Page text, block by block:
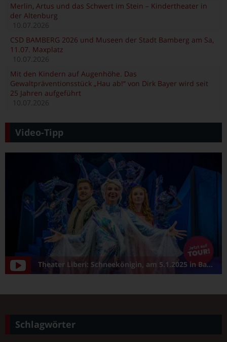
Merlin, Artus und das Schwert im Stein – Kindertheater in
der Altenburg
10.07.2026
CSD BAMBERG 2026 und Museen der Stadt Bamberg am Sa,
11.07. Maxplatz
10.07.2026
Mit den Kindern auf Augenhöhe. Das
Gewaltpräventionsstück „Hau ab!“ von Dirk Bayer wird seit
25 Jahren aufgeführt
10.07.2026
Video-Tipp
Theater Liberi: Schneekönigin, am 5.1.2025 in Bamberg/Konzerthalle
Schlagwörter